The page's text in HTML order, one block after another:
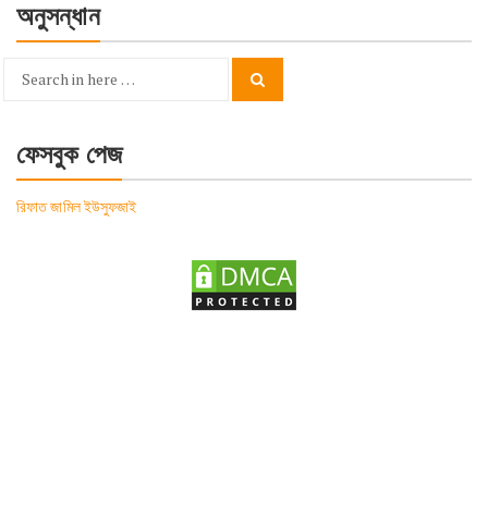
অনুসন্ধান
Search
ফেসবুক পেজ
রিফাত জামিল ইউসুফজাই